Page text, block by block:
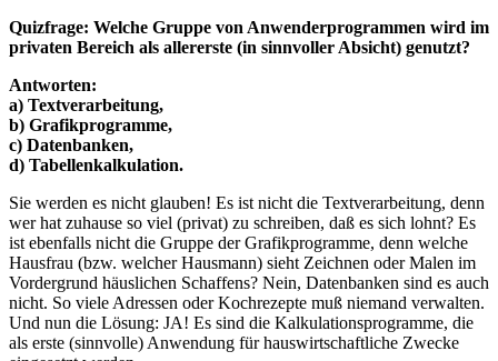
Quizfrage: Welche Gruppe von Anwenderprogrammen wird im
privaten Bereich als allererste (in sinnvoller Absicht) genutzt?
Antworten:
a) Textverarbeitung,
b) Grafikprogramme,
c) Datenbanken,
d) Tabellenkalkulation.
Sie werden es nicht glauben! Es ist nicht die Textverarbeitung, denn
wer hat zuhause so viel (privat) zu schreiben, daß es sich lohnt? Es
ist ebenfalls nicht die Gruppe der Grafikprogramme, denn welche
Hausfrau (bzw. welcher Hausmann) sieht Zeichnen oder Malen im
Vordergrund häuslichen Schaffens? Nein, Datenbanken sind es auch
nicht. So viele Adressen oder Kochrezepte muß niemand verwalten.
Und nun die Lösung: JA! Es sind die Kalkulationsprogramme, die
als erste (sinnvolle) Anwendung für hauswirtschaftliche Zwecke